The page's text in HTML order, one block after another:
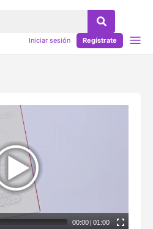
Iniciar sesión Regístrate
00:00 | 01:00